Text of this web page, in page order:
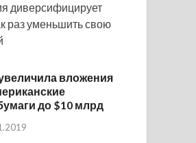
диверсифицирует
раз уменьшить свою
вложения
до $10 млрд